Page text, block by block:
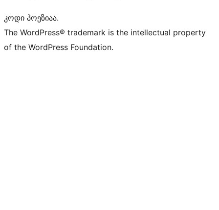
კოდი პოეზიაა.
The WordPress® trademark is the intellectual property
of the WordPress Foundation.